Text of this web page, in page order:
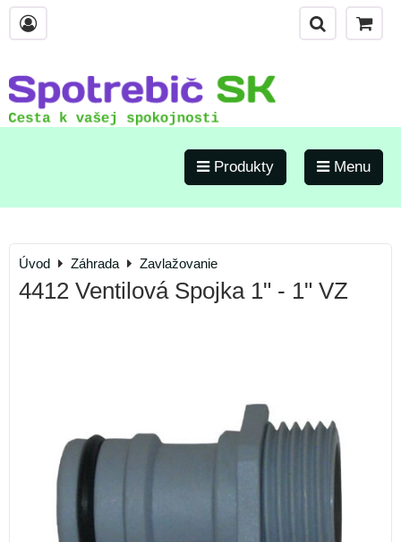
Produkty Menu
Úvod Záhrada Zavlažovanie
4412 Ventilová Spojka 1" - 1" VZ